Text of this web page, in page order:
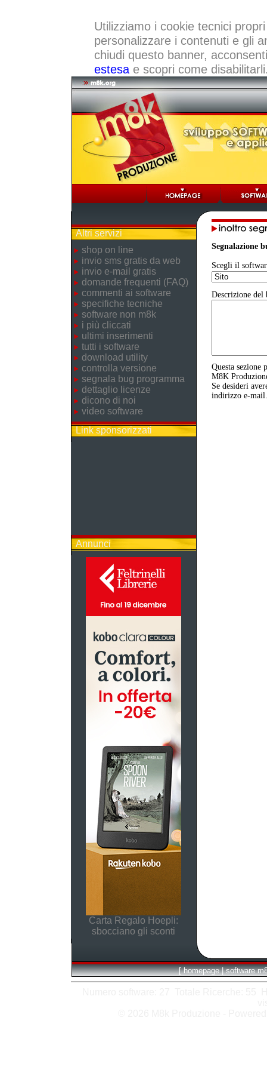
Utilizziamo i cookie tecnici
personalizzare i contenuti e gli
chiudi questo banner,
estesae scopri come
Altri servizi
shop on line
invio sms gratis da web
invio e-mail gratis
domande frequenti (FAQ)
commenti ai software
specifiche tecniche
software non m8k
i più cliccati
ultimi inserimenti
tutti i software
download utility
controlla versione
segnala bug programma
dettaglio licenze
dicono di noi
video software
Link sponsorizzati
Annunci
Carta Regalo Hoepli:
sbocciano gli sconti
Segnalazione
Scegli il
Descrizione del
Questa
M8K
Se desideri
indirizzo e-mail.
[ homepage | software